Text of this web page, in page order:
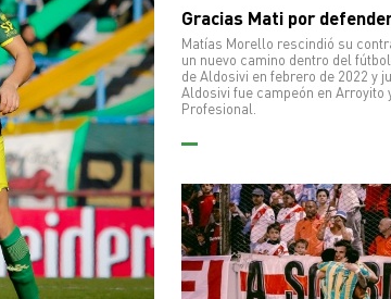
Gracias Mati por
Matías Morello rescindió su
un nuevo camino dentro del
de Aldosivi en febrero de 2022 y
Aldosivi fue campeón en Arroyito
Profesional.